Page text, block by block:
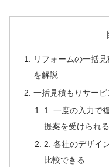
リフォームの一括
を解説
一括見積もりサー
1. 一度の入力で
提案を受けられる
2. 各社のデザイ
比較できる